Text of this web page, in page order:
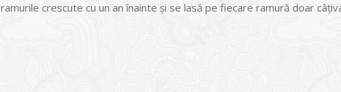
ramurile crescute cu un an înainte și se lasă pe fiecare ramură doar